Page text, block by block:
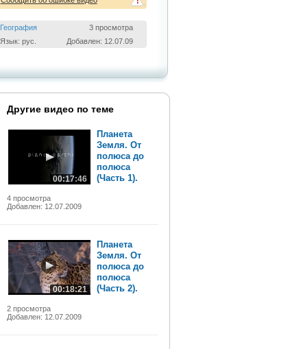
География
3 просмотра
Язык: рус.
Добавлен: 12.07.09
Другие видео по теме
00:17:46
4 просмотра
Добавлен: 12.07.2009
Планета
Земля. От
полюса до
полюса
(Часть 1).
00:18:21
2 просмотра
Добавлен: 12.07.2009
Планета
Земля. От
полюса до
полюса
(Часть 2).